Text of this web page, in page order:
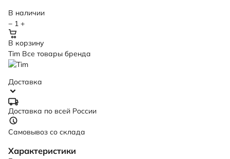
В наличии
− 1 +
В корзину
Tim Все товары бренда
Доставка
Доставка по всей России
Самовывоз со склада
Характеристики